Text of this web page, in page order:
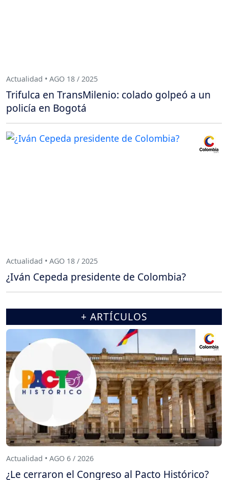
Actualidad • AGO 18 / 2025
Trifulca en TransMilenio: colado golpeó a un
policía en Bogotá
Actualidad • AGO 18 / 2025
¿Iván Cepeda presidente de Colombia?
+ ARTÍCULOS
Actualidad • AGO 6 / 2026
¿Le cerraron el Congreso al Pacto Histórico?